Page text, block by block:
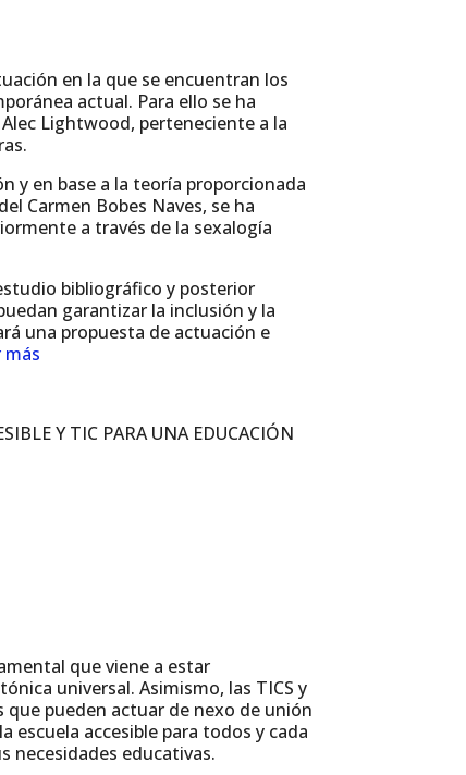
en la que se encuentran los
actual. Para ello se ha
Lightwood, perteneciente a la
y en base a la teoría proporcionada
Carmen Bobes Naves, se ha
a través de la sexalogía
bibliográfico y posterior
garantizar la inclusión y la
una propuesta de actuación e
más
Y TIC PARA UNA EDUCACIÓN
que viene a estar
universal. Asimismo, las TICS y
pueden actuar de nexo de unión
escuela accesible para todos y cada
necesidades educativas.